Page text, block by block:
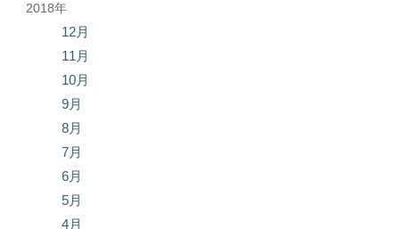
2018年
12月
11月
10月
9月
8月
7月
6月
5月
4月